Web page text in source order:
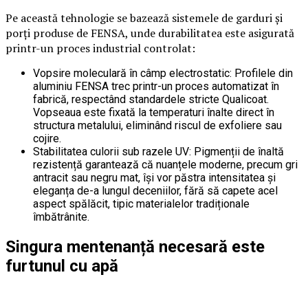
Pe această tehnologie se bazează sistemele de garduri și
porți produse de FENSA, unde durabilitatea este asigurată
printr-un proces industrial controlat:
Vopsire moleculară în câmp electrostatic: Profilele din
aluminiu FENSA trec printr-un proces automatizat în
fabrică, respectând standardele stricte Qualicoat.
Vopseaua este fixată la temperaturi înalte direct în
structura metalului, eliminând riscul de exfoliere sau
cojire.
Stabilitatea culorii sub razele UV: Pigmenții de înaltă
rezistență garantează că nuanțele moderne, precum gri
antracit sau negru mat, își vor păstra intensitatea și
eleganța de-a lungul deceniilor, fără să capete acel
aspect spălăcit, tipic materialelor tradiționale
îmbătrânite.
Singura mentenanță necesară este
furtunul cu apă